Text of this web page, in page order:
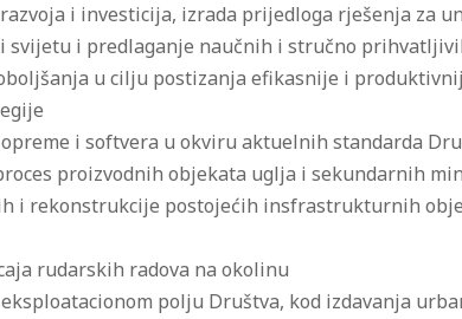
i investicija, izrada prijedloga rješenja za
svijetu i predlaganje naučnih i stručno
u cilju postizanja efikasnije i
i softvera u okviru aktuelnih standarda
proizvodnih objekata uglja i sekundarnih
i rekonstrukcije postojećih insfrastrukturnih
rudarskih radova na okolinu
polju Društva, kod izdavanja